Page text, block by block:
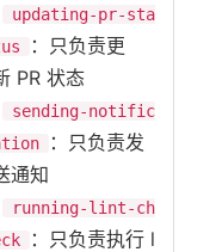
updating-pr-sta
：只负责更
PR 状态
sending-notific
：只负责发
通知
running-lint-ch
：只负责执行 l